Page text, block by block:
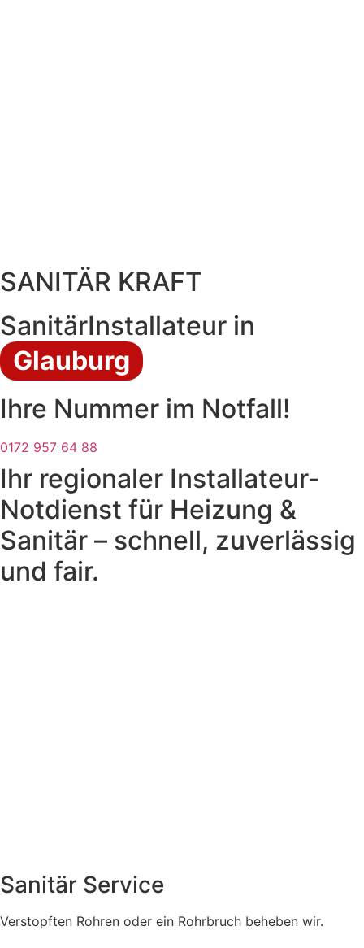
SANITÄR KRAFT
SanitärInstallateur in
Glauburg
Ihre Nummer im Notfall!
0172 957 64 88
Ihr regionaler Installateur-
Notdienst für Heizung &
Sanitär – schnell, zuverlässig
und fair.
Sanitär Service
Verstopften Rohren oder ein Rohrbruch beheben wir.